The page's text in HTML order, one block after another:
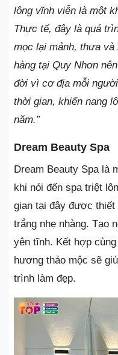
lông vĩnh viễn là một
Thực tế, đây là quá
mọc lại mảnh, thưa
hàng tại Quy Nhơn
đời vì cơ địa mỗi
thời gian, khiến nang
năm.”
Dream Beauty Spa
Dream Beauty Spa là
khi nói đến spa triệt
gian tại đây được
trắng nhẹ nhàng. Tạo
yên tĩnh. Kết hợp
hương thảo mộc sẽ
trình làm đẹp.